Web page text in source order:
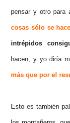
pensar y otro para
cosas sólo se
intrépidos
hacen, y yo diría
más que por el
Esto es también